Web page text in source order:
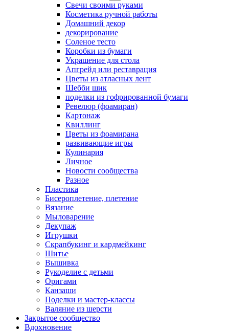
Свечи своими руками
Косметика ручной работы
Домашний декор
декорирование
Соленое тесто
Коробки из бумаги
Украшение для стола
Апгрейд или реставрация
Цветы из атласных лент
Шебби шик
поделки из гофрированной бумаги
Ревелюр (фоамиран)
Картонаж
Квиллинг
Цветы из фоамирана
развивающие игры
Кулинария
Личное
Новости сообщества
Разное
Пластика
Бисероплетение, плетение
Вязание
Мыловарение
Декупаж
Игрушки
Скрапбукинг и кардмейкинг
Шитье
Вышивка
Рукоделие с детьми
Оригами
Канзаши
Поделки и мастер-классы
Валяние из шерсти
Закрытое сообщество
Вдохновение